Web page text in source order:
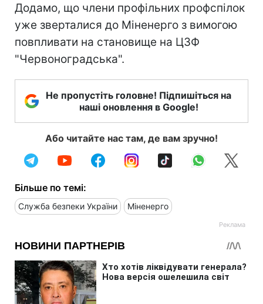
Додамо, що члени профільних профспілок
уже зверталися до Міненерго з вимогою
повпливати на становище на ЦЗФ
"Червоноградська".
Не пропустіть головне! Підпишіться на
наші оновлення в Google!
Або читайте нас там, де вам зручно!
Більше по темі:
Служба безпеки України Міненерго